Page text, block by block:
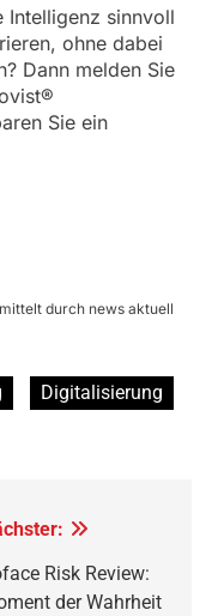
Intelligenz sinnvoll
ohne dabei
Dann melden Sie
Sie ein
durch news aktuell
Digitalisierung
Risk Review:
der Wahrheit